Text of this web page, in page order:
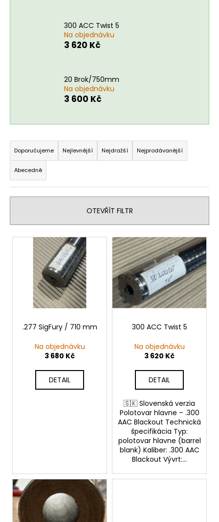
300 ACC Twist 5
Na objednávku
3 620 Kč
20 Brok/750mm
Na objednávku
3 600 Kč
Ř
a
z
e
n
r
o
Doporučujeme Nejlevnější Nejdražší Nejprodávanější
Abecedně
OTEVŘÍT FILTR
V
.277 SigFury / 710 mm
Na objednávku
3 680 Kč
DETAIL
300 ACC Twist 5
Na objednávku
3 620 Kč
DETAIL
🇸🇰 Slovenská verzia
Polotovar hlavne – .300
AAC Blackout Technická
špecifikácia Typ:
polotovar hlavne (barrel
blank) Kaliber: .300 AAC
Blackout Vývrt:...